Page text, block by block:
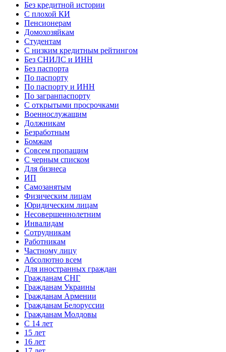
Без кредитной истории
С плохой КИ
Пенсионерам
Домохозяйкам
Студентам
С низким кредитным рейтингом
Без СНИЛС и ИНН
Без паспорта
По паспорту
По паспорту и ИНН
По загранпаспорту
С открытыми просрочками
Военнослужащим
Должникам
Безработным
Бомжам
Совсем пропащим
С черным списком
Для бизнеса
ИП
Самозанятым
Физическим лицам
Юридическим лицам
Несовершеннолетним
Инвалидам
Сотрудникам
Работникам
Частному лицу
Абсолютно всем
Для иностранных граждан
Гражданам СНГ
Гражданам Украины
Гражданам Армении
Гражданам Белоруссии
Гражданам Молдовы
С 14 лет
15 лет
16 лет